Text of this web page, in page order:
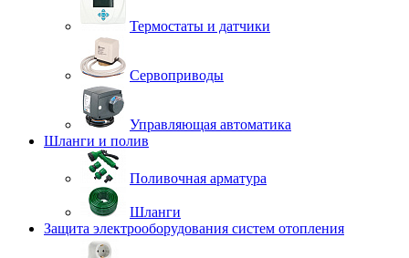
Термостаты и датчики
Сервоприводы
Управляющая автоматика
Шланги и полив
Поливочная арматура
Шланги
Защита электрооборудования систем отопления